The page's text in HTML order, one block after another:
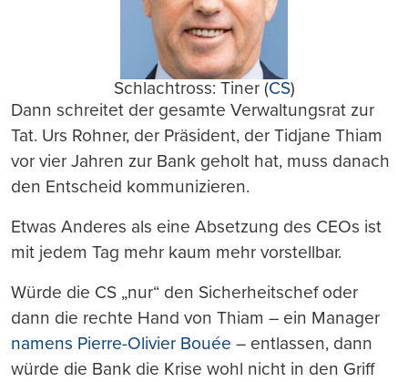
Schlachtross: Tiner (CS)
Dann schreitet der gesamte Verwaltungsrat zur
Tat. Urs Rohner, der Präsident, der Tidjane Thiam
vor vier Jahren zur Bank geholt hat, muss danach
den Entscheid kommunizieren.
Etwas Anderes als eine Absetzung des CEOs ist
mit jedem Tag mehr kaum mehr vorstellbar.
Würde die CS „nur“ den Sicherheitschef oder
dann die rechte Hand von Thiam – ein Manager
namens Pierre-Olivier Bouée – entlassen, dann
würde die Bank die Krise wohl nicht in den Griff